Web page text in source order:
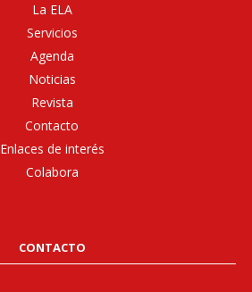
La ELA
Servicios
Agenda
Noticias
Revista
Contacto
Enlaces de interés
Colabora
CONTACTO